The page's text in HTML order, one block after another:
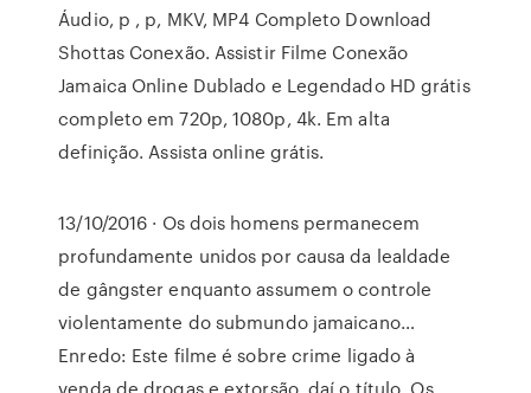
Áudio, p , p, MKV, MP4 Completo Download
Shottas Conexão. Assistir Filme Conexão
Jamaica Online Dublado e Legendado HD grátis
completo em 720p, 1080p, 4k. Em alta
definição. Assista online grátis.
13/10/2016 · Os dois homens permanecem
profundamente unidos por causa da lealdade
de gângster enquanto assumem o controle
violentamente do submundo jamaicano…
Enredo: Este filme é sobre crime ligado à
venda de drogas e extorsão, daí o título. Os